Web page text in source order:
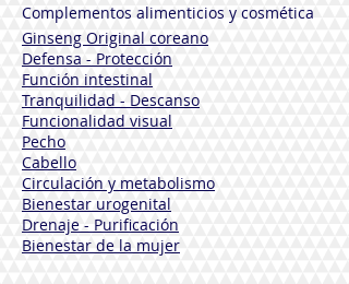
Complementos alimenticios y cosmética
Ginseng Original coreano
Defensa - Protección
Función intestinal
Tranquilidad - Descanso
Funcionalidad visual
Pecho
Cabello
Circulación y metabolismo
Bienestar urogenital
Drenaje - Purificación
Bienestar de la mujer